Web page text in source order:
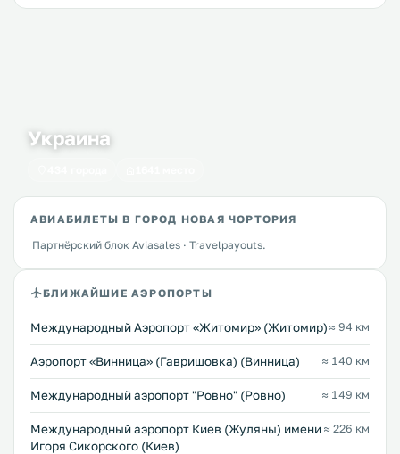
Украина
АВИАБИЛЕТЫ В ГОРОД НОВАЯ ЧОРТОРИЯ
Партнёрский блок Aviasales · Travelpayouts.
БЛИЖАЙШИЕ АЭРОПОРТЫ
Международный Аэропорт «Житомир» (Житомир) ≈ 94 км
Аэропорт «Винница» (Гавришовка) (Винница) ≈ 140 км
Междунарoдный аэропорт "Ровно" (Ровно) ≈ 149 км
Международный аэропорт Киев (Жуляны) имени
Игоря Сикорского (Киев)
≈ 226 км